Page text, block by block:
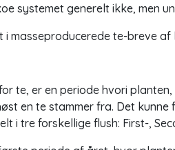
systemet generelt ikke, men
masseproducerede te-breve af
te, er en periode hvori
en te stammer fra. Det kunne
i tre forskellige flush: First-,